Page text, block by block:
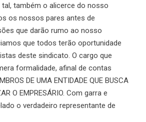
também o alicerce do nosso
os nossos pares antes de
que darão rumo ao nosso
que todos terão oportunidade
deste sindicato. O cargo que
formalidade, afinal de contas
DE UMA ENTIDADE QUE BUSCA
O EMPRESÁRIO. Com garra e
o verdadeiro representante de